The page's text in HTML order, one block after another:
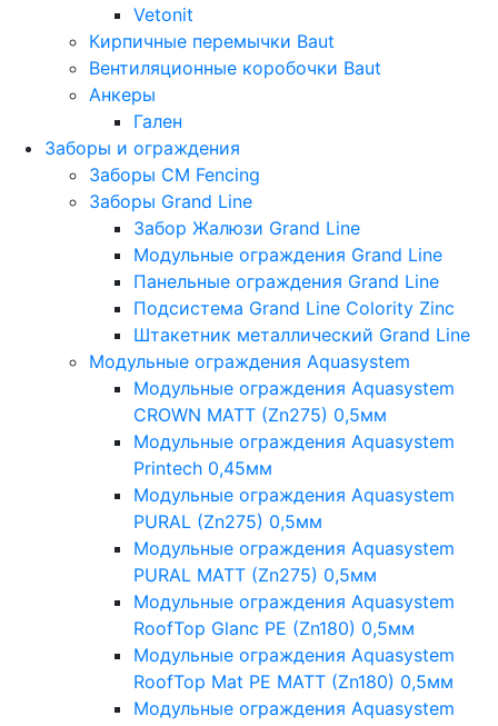
Vetonit
Кирпичные перемычки Baut
Вентиляционные коробочки Baut
Анкеры
Гален
Заборы и ограждения
Заборы CM Fencing
Заборы Grand Line
Забор Жалюзи Grand Line
Модульные ограждения Grand Line
Панельные ограждения Grand Line
Подсистема Grand Line Colority Zinc
Штакетник металлический Grand Line
Модульные ограждения Aquasystem
Модульные ограждения Aquasystem
CROWN MATT (Zn275) 0,5мм
Модульные ограждения Aquasystem
Printech 0,45мм
Модульные ограждения Aquasystem
PURAL (Zn275) 0,5мм
Модульные ограждения Aquasystem
PURAL MATT (Zn275) 0,5мм
Модульные ограждения Aquasystem
RoofTop Glanc PE (Zn180) 0,5мм
Модульные ограждения Aquasystem
RoofTop Mat PE MATT (Zn180) 0,5мм
Модульные ограждения Aquasystem